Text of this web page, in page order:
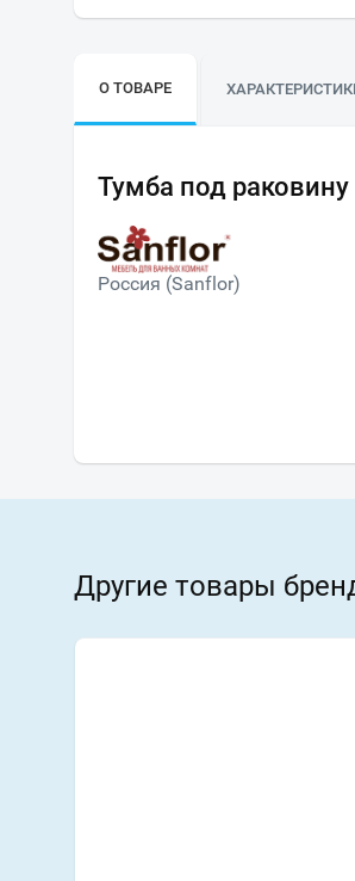
О ТОВАРЕ
Тумба под
Россия (Sanflor)
Другие товары